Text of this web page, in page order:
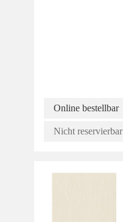
Online bestellbar
Nicht reservierbar